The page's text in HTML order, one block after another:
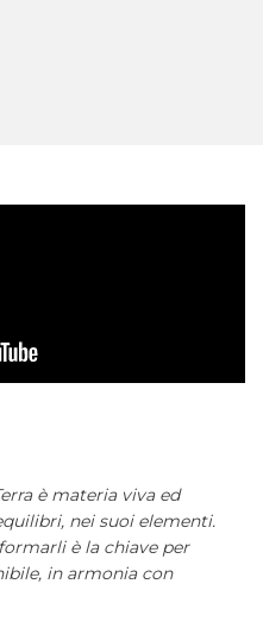
è materia viva ed
nei suoi elementi.
è la chiave per
in armonia con